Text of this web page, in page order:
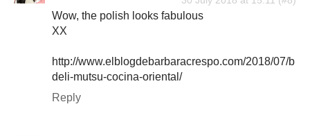
Wow, the polish looks fabulous
XX
http://www.elblogdebarbaracrespo.com/2018/07/b
deli-mutsu-cocina-oriental/
Reply